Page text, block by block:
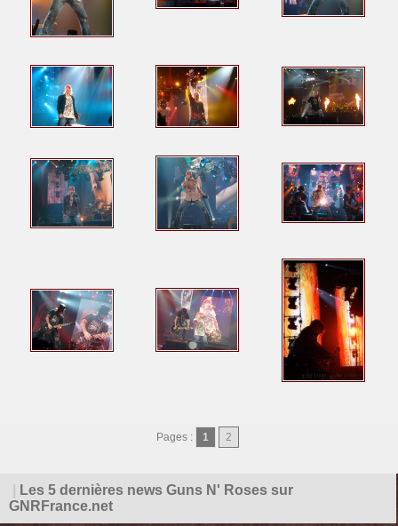
Pages : 1 2
Les 5 dernières news Guns N' Roses sur
GNRFrance.net